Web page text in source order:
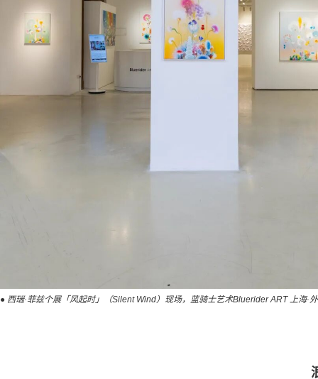
● 西瑞·菲兹个展「风起时」（Silent Wind）现场，蓝骑士艺术Bluerider ART 上海·